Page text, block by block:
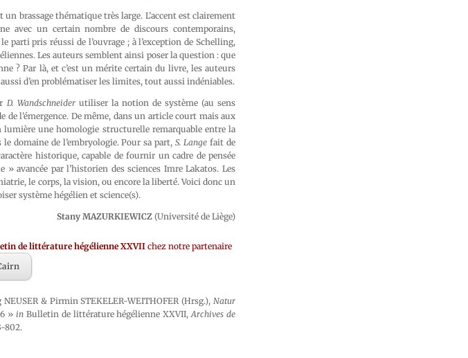
brassage thématique très large. L’accent est clairement
avec un certain nombre de discours contemporains,
pris réussi de l’ouvrage ; à l’exception de Schelling,
Les auteurs semblent ainsi poser la question : que
? Par là, et c’est un mérite certain du livre, les auteurs
d’en problématiser les limites, tout aussi indéniables.
D. Wandschneiderutiliser la notion de système (au sens
l’émergence. De même, dans un article court mais aux
une homologie structurelle remarquable entre la
domaine de l’embryologie. Pour sa part, S. Lange fait de
historique, capable de fournir un cadre de pensée
avancée par l’historien des sciences Imre Lakatos. Les
le corps, la vision, ou encore la liberté. Voici donc un
système hégélien et science(s).
Stany MAZURKIEWICZ (Université de Liège)
de littérature hégélienne XXVII chez notre partenaire
& Pirmin STEKELER-WEITHOFER (Hrsg.),Natur
» inBulletin de littérature hégélienne XXVII,Archives de
802.